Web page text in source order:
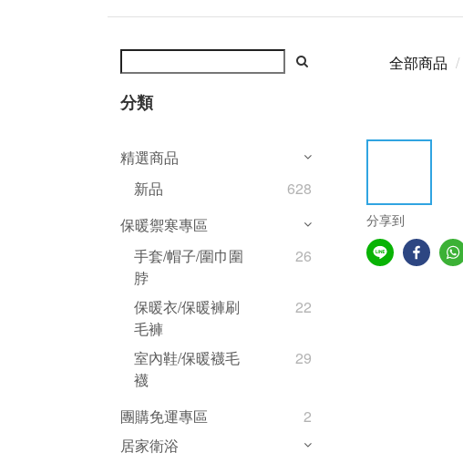
分類
精選商品
新品
628
保暖禦寒專區
手套/帽子/圍巾圍
脖
26
保暖衣/保暖褲刷
毛褲
22
室內鞋/保暖襪毛
襪
29
團購免運專區
2
居家衛浴
全部商品
分享到